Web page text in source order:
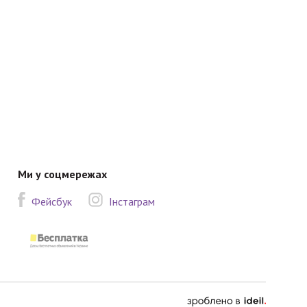
Ми у соцмережах
Фейсбук
Інстаграм
зроблено